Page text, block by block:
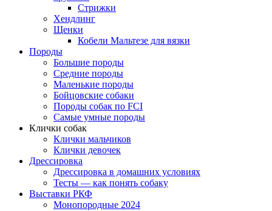
Стрижки
Хендлинг
Щенки
Кобели Мальтезе для вязки
Породы
Большие породы
Средние породы
Маленькие породы
Бойцовские собаки
Породы собак по FCI
Самые умные породы
Клички собак
Клички мальчиков
Клички девочек
Дрессировка
Дрессировка в домашних условиях
Тесты — как понять собаку
Выставки РКФ
Монопородные 2024